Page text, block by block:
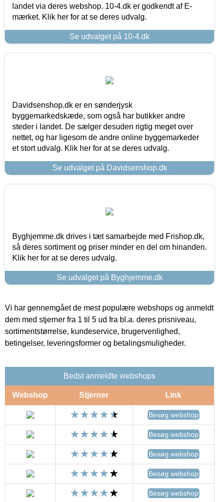
landet via deres webshop. 10-4.dk er godkendt af E-
mærket. Klik her for at se deres udvalg.
Se udvalget på 10-4.dk
Davidsenshop.dk er en sønderjysk
byggemarkedskæde, som også har butikker andre
steder i landet. De sælger desuden rigtig meget over
nettet, og har ligesom de andre online byggemarkeder
et stort udvalg. Klik her for at se deres udvalg.
Se udvalget på Davidsenshop.dk
Byghjemme.dk drives i tæt samarbejde med Frishop.dk,
så deres sortiment og priser minder en del om hinanden.
Klik her for at se deres udvalg.
Se udvalget på Byghjemme.dk
Vi har gennemgået de mest populære webshops og anmeldt
dem med stjerner fra 1 til 5 ud fra bl.a. deres prisniveau,
sortimentstørrelse, kundeservice, brugervenlighed,
betingelser, leveringsformer og betalingsmuligheder.
Bedst anmeldte webshops
Webshop Stjerner Link
Besøg webshop
Besøg webshop
Besøg webshop
Besøg webshop
Besøg webshop